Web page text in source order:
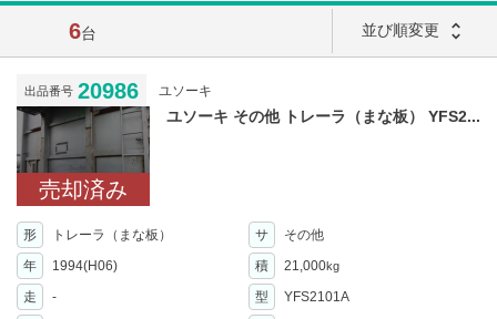
6台 並び順変更 unfold_more
出品番号 20986 ユソーキ
売却済み
ユソーキ その他 トレーラ（まな板） YFS2...
形 トレーラ（まな板） サ
その他
年
1994(H06) 積 21,000kg
走 - 型
YFS2101A